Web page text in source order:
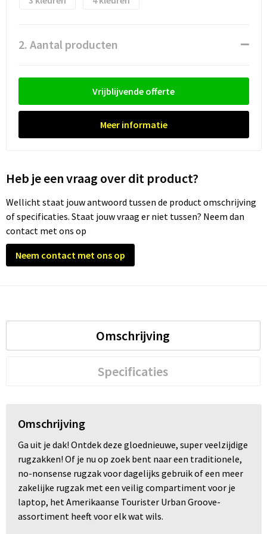
Rugzakken bedrukken
Sporttassen
Strandtassen
Tablettassen
Toilettassen
Waterbestendige tassen
Oog- en gelaatsbescherming
Valbeveiliging
2. Aantal producten
Vrijblijvende offerte
Meer informatie
Heb je een vraag over dit product?
Wellicht staat jouw antwoord tussen de product omschrijving
of specificaties. Staat jouw vraag er niet tussen? Neem dan
contact met ons op
Neem contact met ons op
Omschrijving
Specificaties
Omschrijving
Ga uit je dak! Ontdek deze gloednieuwe, super veelzijdige
rugzakken! Of je nu op zoek bent naar een traditionele,
no-nonsense rugzak voor dagelijks gebruik of een meer
zakelijke rugzak met een veilig compartiment voor je
laptop, het Amerikaanse Tourister Urban Groove-
assortiment heeft voor elk wat wils.